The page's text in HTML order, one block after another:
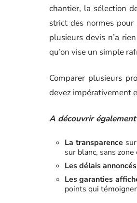
chantier, la sélection
strict des normes
plusieurs devis n’a
qu’on vise un simple
Comparer plusieurs
devez impérativement
A découvrir
La transparence
sur blanc, sans zone
Les délais annoncés
Les garanties
points qui